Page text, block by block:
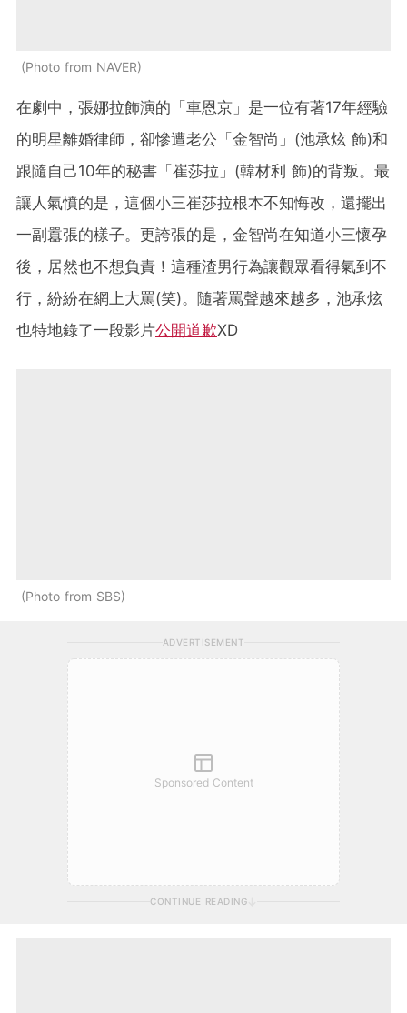
Photo from NAVER
在劇中，張娜拉飾演的「車恩京」是一位有著17年經驗
的明星離婚律師，卻慘遭老公「金智尚」(池承炫 飾)和
跟隨自己10年的秘書「崔莎拉」(韓材利 飾)的背叛。最
讓人氣憤的是，這個小三崔莎拉根本不知悔改，還擺出
一副囂張的樣子。更誇張的是，金智尚在知道小三懷孕
後，居然也不想負責！這種渣男行為讓觀眾看得氣到不
行，紛紛在網上大罵(笑)。隨著罵聲越來越多，池承炫
也特地錄了一段影片公開道歉XD
Photo from SBS
ADVERTISEMENT
Sponsored Content
CONTINUE READING